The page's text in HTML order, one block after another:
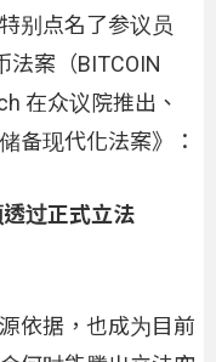
别点名了参议员
法案（BITCOIN
在众议院推出、
备现代化法案》：
过正式立法
依据，也成为目前